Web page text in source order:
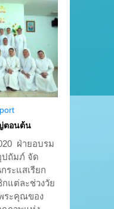
ตอนต้น
ฝ่ายอบรม
ถัมภ์ จัด
ระแสเรียก
แต่ละช่วงวัย
ระคุณของ